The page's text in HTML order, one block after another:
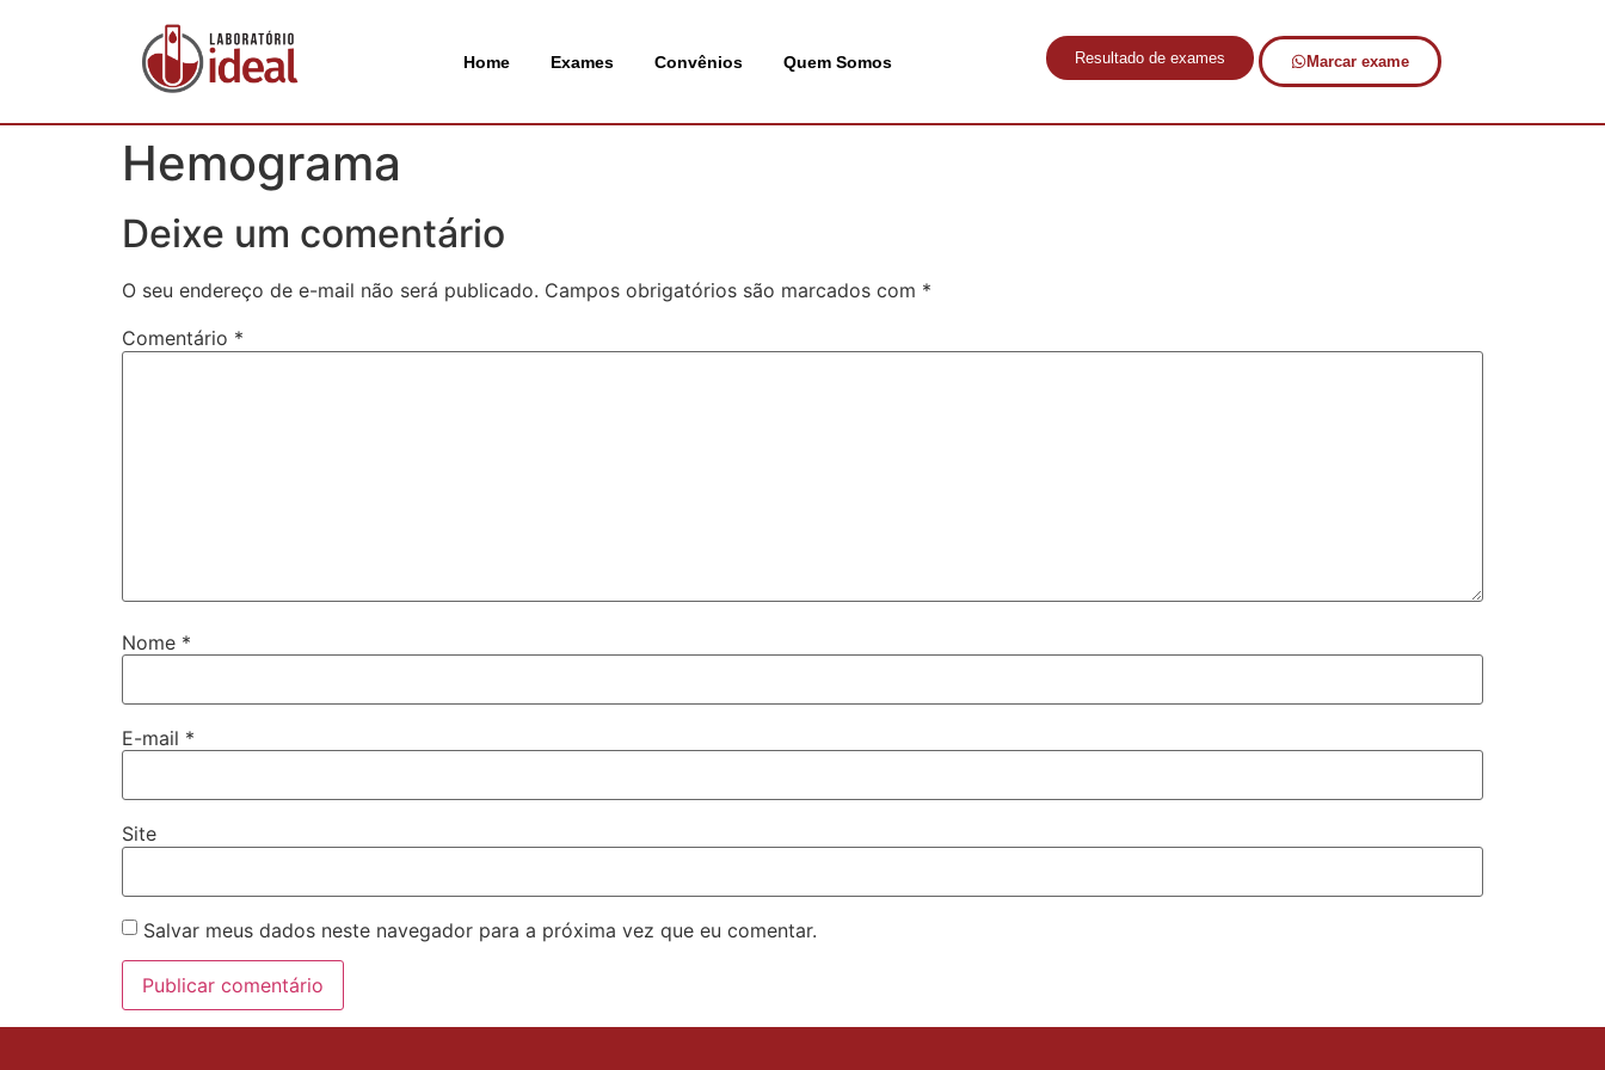
Home Exames Convênios Quem Somos Resultado de exames Marcar exame
Hemograma
Deixe um comentário
O seu endereço de e-mail não será publicado. Campos obrigatórios são marcados com *
Comentário *
Nome *
E-mail *
Site
Salvar meus dados neste navegador para a próxima vez que eu comentar.